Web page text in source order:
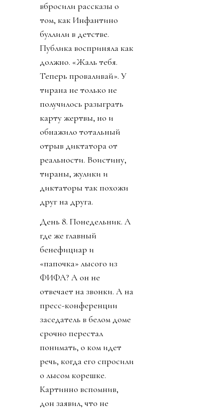
вбросили рассказы о
том, как Инфантино
буллили в детстве.
Публика восприняла как
должно. «Жаль тебя.
Теперь проваливай». У
тирана не только не
получилось разыграть
карту жертвы, но и
обнажило тотальный
отрыв диктатора от
реальности. Воистину,
тираны, жулики и
диктаторы так похожи
друг на друга.
День 8. Понедельник. А
где же главный
бенефициар и
«папочка» лысого из
ФИФА? А он не
отвечает на звонки. А на
пресс-конференции
заседатель в белом доме
срочно перестал
понимать, о ком идет
речь, когда его спросили
о лысом корешке.
Картинно вспомнив,
дон заявил, что не